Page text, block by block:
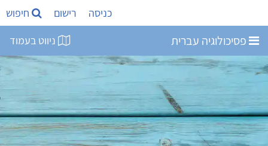
כניסה רישום חיפוש
פסיכולוגיה עברית ניווט בעמוד